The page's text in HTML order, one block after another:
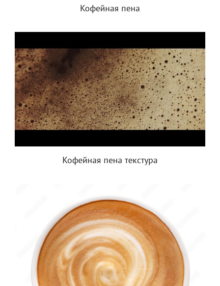
Кофейная пена
Кофейная пена текстура